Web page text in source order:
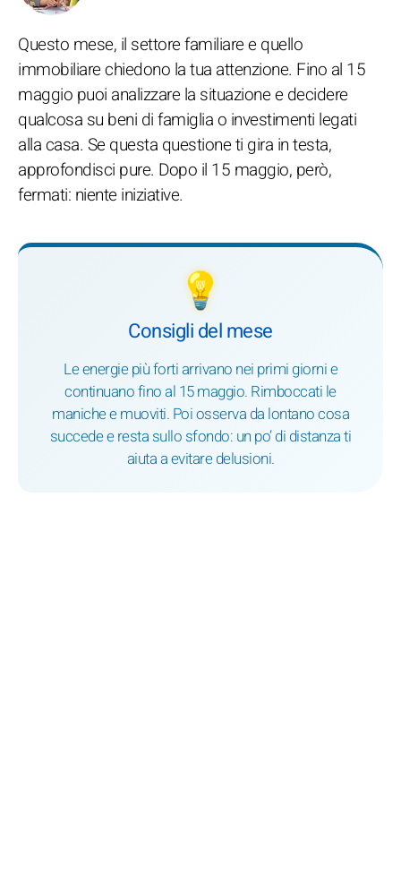
Questo mese, il settore familiare e quello
immobiliare chiedono la tua attenzione. Fino al 15
maggio puoi analizzare la situazione e decidere
qualcosa su beni di famiglia o investimenti legati
alla casa. Se questa questione ti gira in testa,
approfondisci pure. Dopo il 15 maggio, però,
fermati: niente iniziative.
💡
Consigli del mese
Le energie più forti arrivano nei primi giorni e
continuano fino al 15 maggio. Rimboccati le
maniche e muoviti. Poi osserva da lontano cosa
succede e resta sullo sfondo: un po’ di distanza ti
aiuta a evitare delusioni.